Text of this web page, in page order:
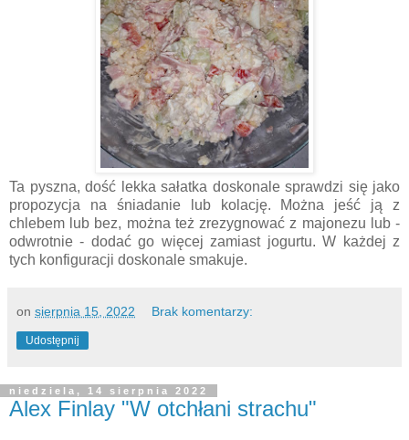
Ta pyszna, dość lekka sałatka doskonale sprawdzi się jako
propozycja na śniadanie lub kolację. Można jeść ją z
chlebem lub bez, można też zrezygnować z majonezu lub -
odwrotnie - dodać go więcej zamiast jogurtu. W każdej z
tych konfiguracji doskonale smakuje.
on sierpnia 15, 2022 Brak komentarzy:
Udostępnij
niedziela, 14 sierpnia 2022
Alex Finlay "W otchłani strachu"